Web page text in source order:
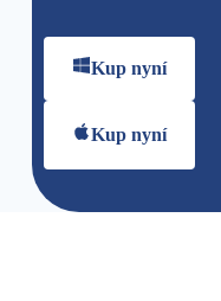
Kup nyní
Kup nyní